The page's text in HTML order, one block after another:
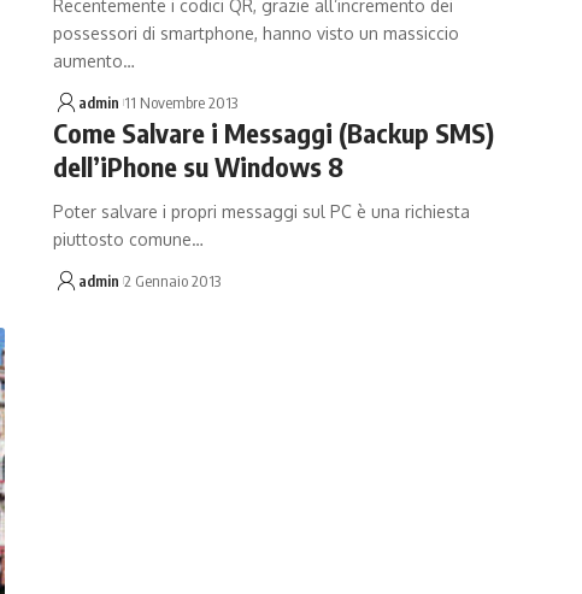
Recentemente i codici QR, grazie all’incremento dei
possessori di smartphone, hanno visto un massiccio
aumento…
admin 11 Novembre 2013
Come Salvare i Messaggi (Backup SMS)
dell’iPhone su Windows 8
Poter salvare i propri messaggi sul PC è una richiesta
piuttosto comune…
admin 2 Gennaio 2013